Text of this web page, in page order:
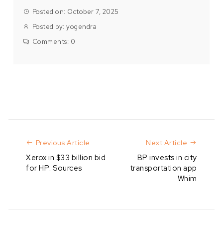
Posted on: October 7, 2025
Posted by:yogendra
Comments: 0
Previous Article
Xerox in $33 billion bid
for HP: Sources
Next Article
BP invests in city
transportation app
Whim